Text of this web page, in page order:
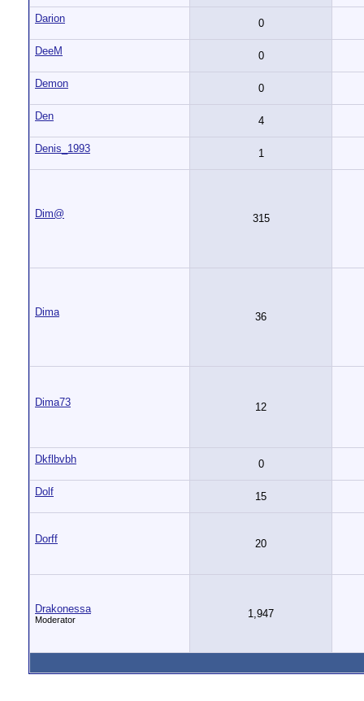
Darion 0
DeeM 0
Demon 0
Den 4
Denis_1993 1
Dim@ 315
Dima 36
Dima73 12
Dkflbvbh 0
Dolf 15
Dorff 20
Drakonessa
Moderator 1,947